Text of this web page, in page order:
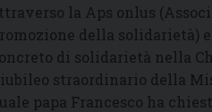
la Aps onlus
della solidarietà)
di solidarietà nella
straordinario della
papa Francesco ha